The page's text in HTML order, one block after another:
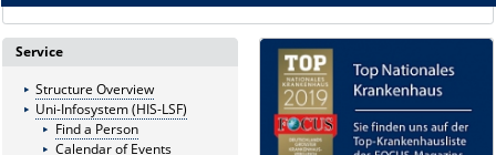
Service
Structure Overview
Uni-Infosystem (HIS-LSF)
Find a Person
Calendar of Events